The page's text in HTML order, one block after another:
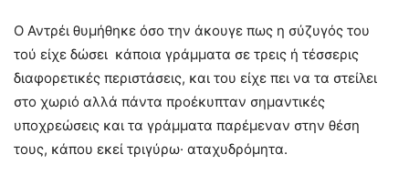
Ο Αντρέι θυμήθηκε όσο την άκουγε πως η σύζυγός του
τού είχε δώσει κάποια γράμματα σε τρεις ή τέσσερις
διαφορετικές περιστάσεις, και του είχε πει να τα στείλει
στο χωριό αλλά πάντα προέκυπταν σημαντικές
υποχρεώσεις και τα γράμματα παρέμεναν στην θέση
τους, κάπου εκεί τριγύρω· αταχυδρόμητα.